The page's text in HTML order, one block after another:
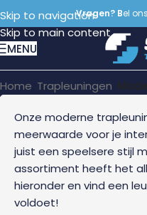
Skip to navigation
Skip to main content
Vragen? Bel
MENU
Modern
Home Trapleuningen
Onze moderne
meerwaarde voor je
juist een speelsere stijl
assortiment heeft het
hieronder en vind een
voldoet!